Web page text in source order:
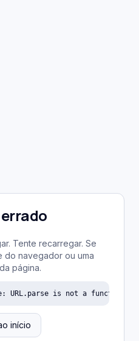
Tente recarregar. Se
do navegador ou uma
página.
URL.parse is not a function
início